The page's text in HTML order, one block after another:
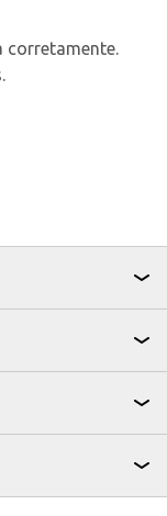
corretamente.